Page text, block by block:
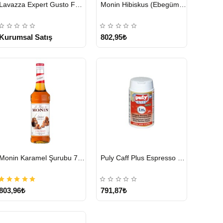
GÖNDERİ
Kurumsal Satış
GÖNDERİ
802,95₺
GÖNDERİ
GÖNDERİ
791,87₺